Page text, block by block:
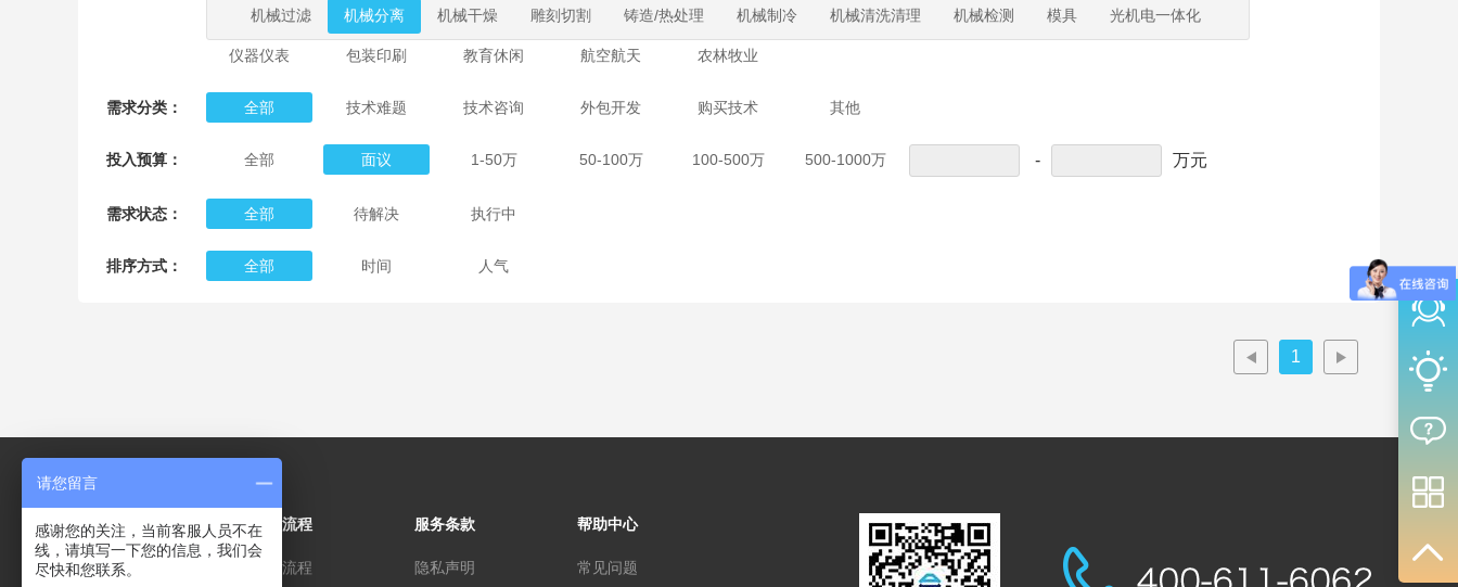
机械过滤 机械分离 机械干燥 雕刻切割 铸造/热处理 机械制冷 机械清洗清理 机械检测 模具 光机电一体化
仪器仪表 包装印刷 教育休闲 航空航天 农林牧业
需求分类： 全部 技术难题 技术咨询 外包开发 购买技术 其他
投入预算： 全部 面议 1-50万 50-100万 100-500万 500-1000万 - 万元
需求状态： 全部 待解决 执行中
排序方式： 全部 时间 人气
1
关于
关于我们
操作流程
注册流程
服务条款
隐私声明
帮助中心
常见问题
请您留言
感谢您的关注，当前客服人员不在
线，请填写一下您的信息，我们会
尽快和您联系。